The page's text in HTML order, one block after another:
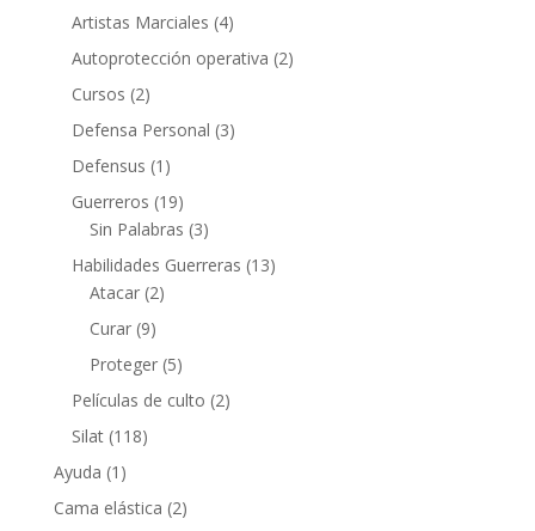
Artistas Marciales (4)
Autoprotección operativa (2)
Cursos (2)
Defensa Personal (3)
Defensus (1)
Guerreros (19)
Sin Palabras (3)
Habilidades Guerreras (13)
Atacar(2)
Curar(9)
Proteger(5)
Películas de culto (2)
Silat(118)
Ayuda (1)
Cama elástica (2)